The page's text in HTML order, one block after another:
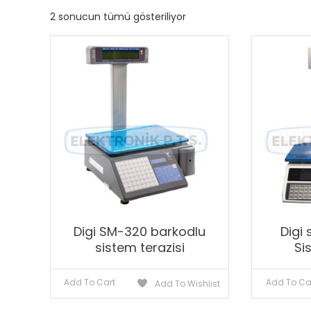
2 sonucun tümü gösteriliyor
Digi SM-320 barkodlu
sistem terazisi
Add To Cart Add To Wishlist
Digi
Add To